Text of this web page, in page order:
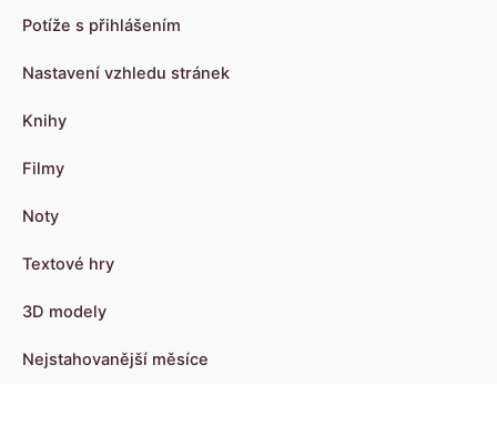
Potíže s přihlášením
Nastavení vzhledu stránek
Knihy
Filmy
Noty
Textové hry
3D modely
Nejstahovanější měsíce